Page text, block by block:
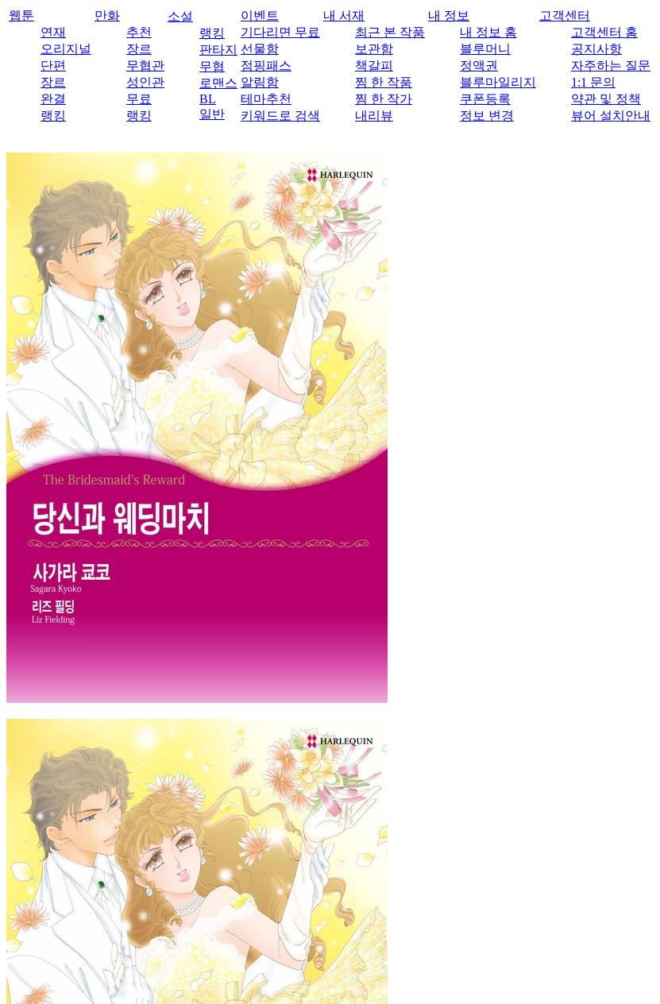
웹툰
연재
오리지널
단편
장르
완결
랭킹
만화
추천
장르
무협관
성인관
무료
랭킹
소설
랭킹
판타지
무협
로맨스
BL
일반
이벤트
기다리면 무료
선물함
점핑패스
알림함
테마추천
키워드로 검색
내 서재
최근 본 작품
보관함
책갈피
찜 한 작품
찜 한 작가
내리뷰
내 정보
내 정보 홈
블루머니
정액권
블루마일리지
쿠폰등록
정보 변경
고객센터
고객센터 홈
공지사항
자주하는 질문
1:1 문의
약관 및 정책
뷰어 설치안내